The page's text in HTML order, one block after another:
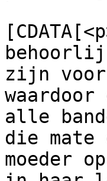
zijn voor
alle
die
moeder